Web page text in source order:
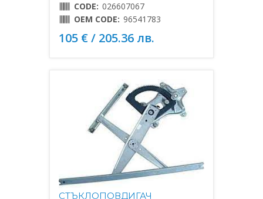
CODE: 026607067
OEM CODE: 96541783
105 € / 205.36 лв.
СТЪКЛОПОВДИГАЧ